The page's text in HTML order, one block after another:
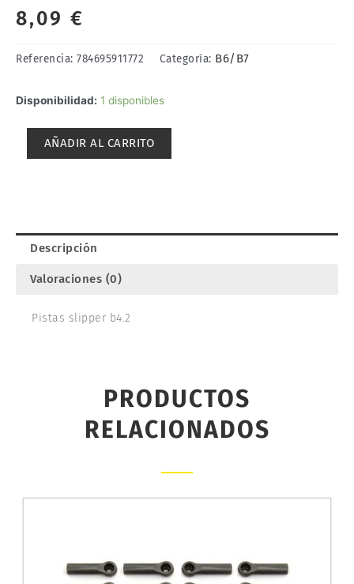
8,09 €
Referencia: 784695911772 Categoría: B6/B7
Disponibilidad: 1 disponibles
VTS
AÑADIR AL CARRITO
Descripción
Valoraciones (0)
Pistas slipper b4.2
PRODUCTOS
RELACIONADOS